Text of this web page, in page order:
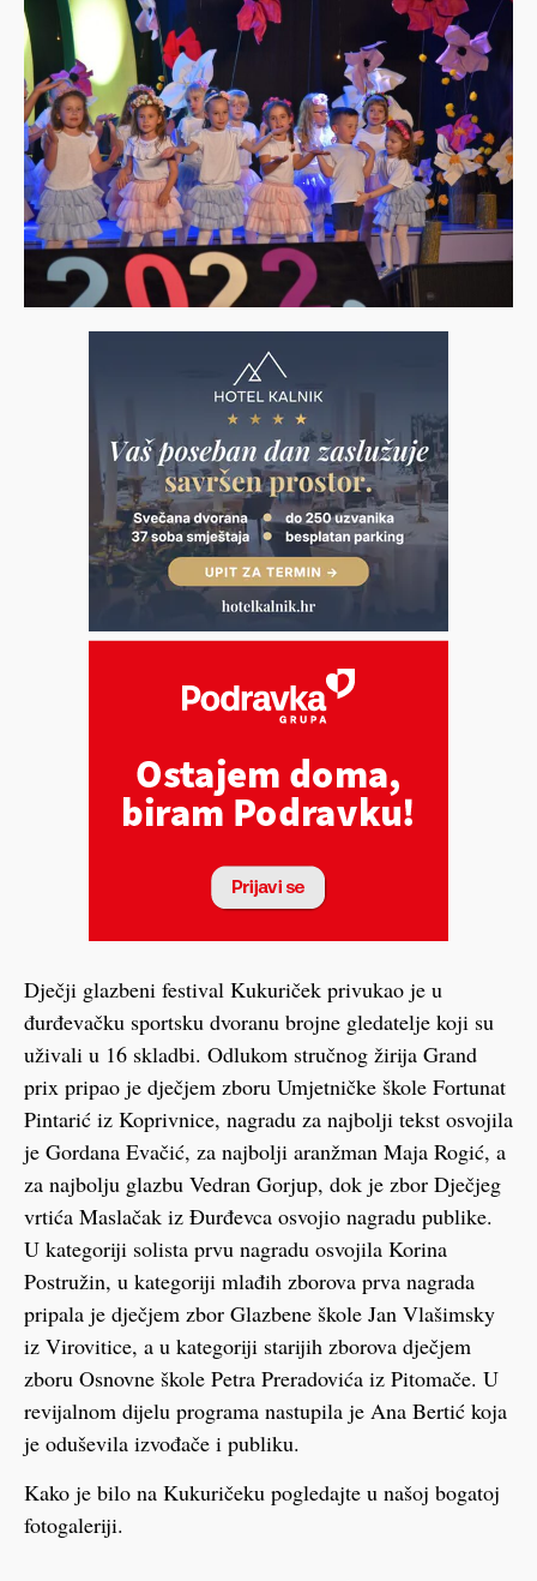
Dječji glazbeni festival Kukuriček privukao je u
đurđevačku sportsku dvoranu brojne gledatelje koji su
uživali u 16 skladbi. Odlukom stručnog žirija Grand
prix pripao je dječjem zboru Umjetničke škole Fortunat
Pintarić iz Koprivnice, nagradu za najbolji tekst osvojila
je Gordana Evačić, za najbolji aranžman Maja Rogić, a
za najbolju glazbu Vedran Gorjup, dok je zbor Dječjeg
vrtića Maslačak iz Đurđevca osvojio nagradu publike.
U kategoriji solista prvu nagradu osvojila Korina
Postružin, u kategoriji mlađih zborova prva nagrada
pripala je dječjem zbor Glazbene škole Jan Vlašimsky
iz Virovitice, a u kategoriji starijih zborova dječjem
zboru Osnovne škole Petra Preradovića iz Pitomače. U
revijalnom dijelu programa nastupila je Ana Bertić koja
je oduševila izvođače i publiku.
Kako je bilo na Kukuričeku pogledajte u našoj bogatoj
fotogaleriji.